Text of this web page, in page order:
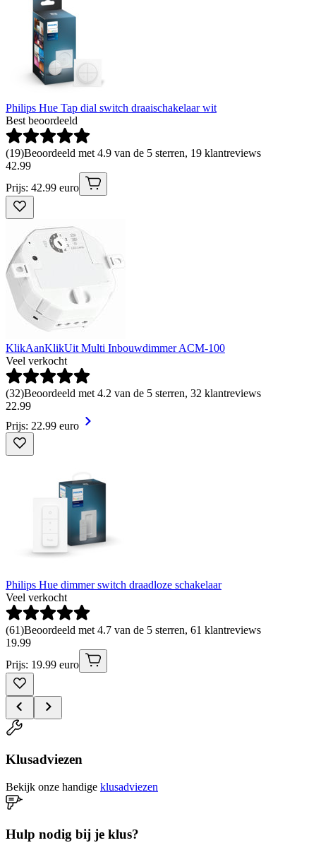
Philips Hue Tap dial switch draaischakelaar wit
Best beoordeeld
(19)Beoordeeld met 4.9 van de 5 sterren, 19 klantreviews
42.99
Prijs: 42.99 euro
KlikAanKlikUit Multi Inbouwdimmer ACM-100
Veel verkocht
(32)Beoordeeld met 4.2 van de 5 sterren, 32 klantreviews
22.99
Prijs: 22.99 euro
Philips Hue dimmer switch draadloze schakelaar
Veel verkocht
(61)Beoordeeld met 4.7 van de 5 sterren, 61 klantreviews
19.99
Prijs: 19.99 euro
Klusadviezen
Bekijk onze handige klusadviezen
Hulp nodig bij je klus?